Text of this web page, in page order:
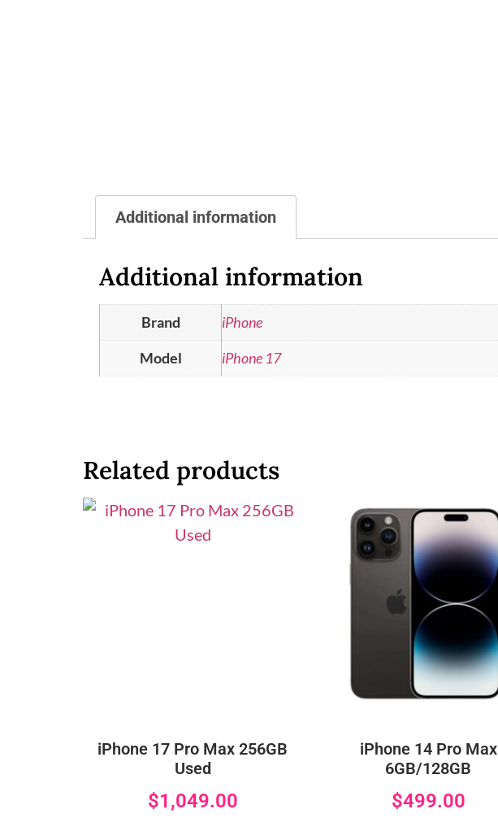
Additional information
Additional information
Brand
iPhone
Model
iPhone 17
Related products
iPhone 17 Pro Max 256GB
Used
$1,049.00
iPhone 14 Pro Max
6GB/128GB
$499.00